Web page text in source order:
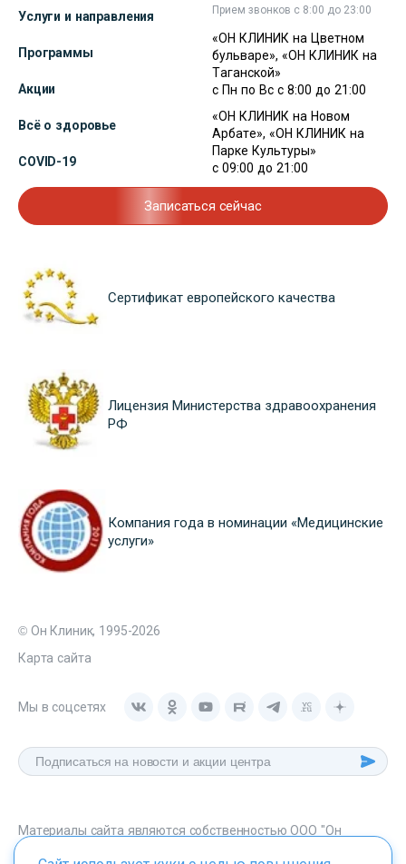
Услуги и направления
Программы
Акции
Всё о здоровье
COVID-19
Прием звонков с 8:00 до 23:00
«ОН КЛИНИК на Цветном
бульваре», «ОН КЛИНИК на
Таганской»
с Пн по Вс с 8:00 до 21:00
«ОН КЛИНИК на Новом
Арбате», «ОН КЛИНИК на
Парке Культуры»
с 09:00 до 21:00
Записаться сейчас
Сертификат европейского качества
Лицензия Министерства здравоохранения
РФ
Компания года в номинации «Медицинские
услуги»
© Он Клиник, 1995-2026
Карта сайта
Мы в соцсетях
Материалы сайта являются собственностью ООО "Он